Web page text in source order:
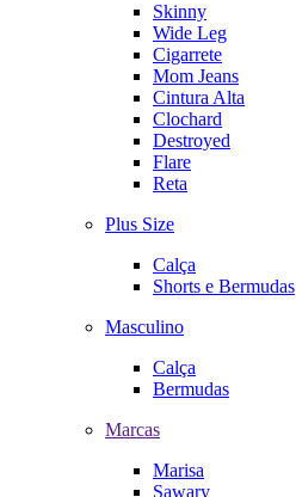
Skinny
Wide Leg
Cigarrete
Mom Jeans
Cintura Alta
Clochard
Destroyed
Flare
Reta
Plus Size
Calça
Shorts e Bermudas
Masculino
Calça
Bermudas
Marcas
Marisa
Sawary